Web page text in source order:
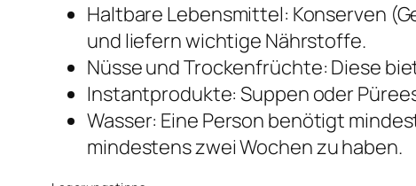
Haltbare Lebensmittel: Konserven
und liefern wichtige Nährstoffe.
Nüsse und Trockenfrüchte: Diese
Instantprodukte: Suppen oder
Wasser: Eine Person benötigt
mindestens zwei Wochen zu haben.